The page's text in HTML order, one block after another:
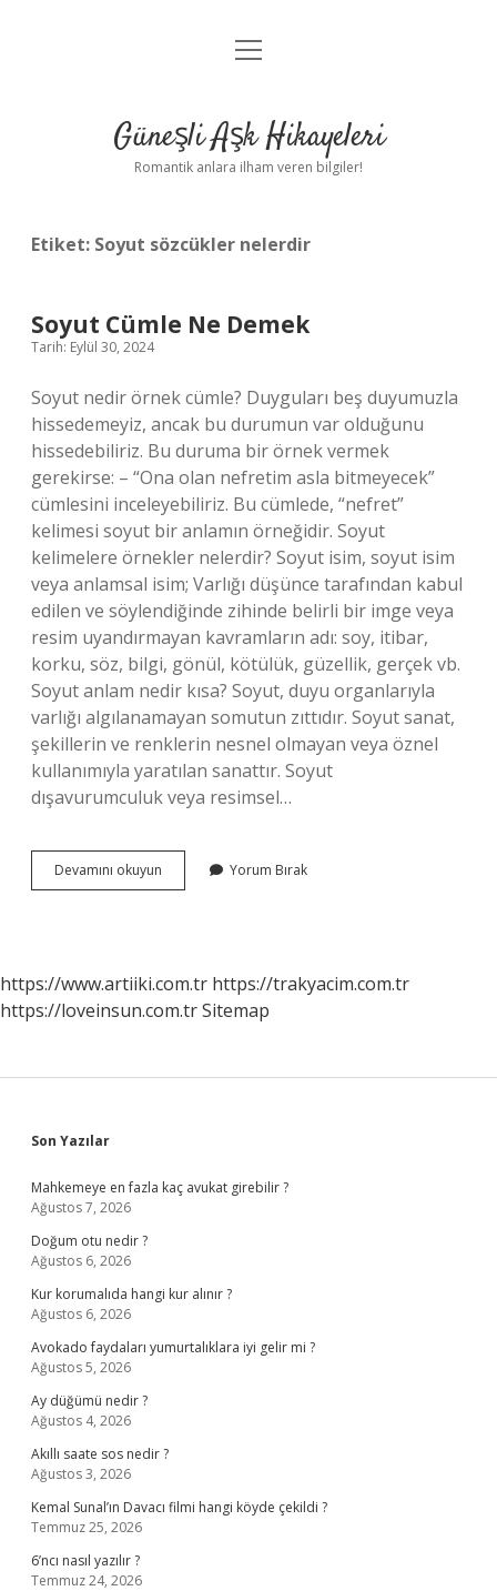
Anasayfa
Yasal Uyarı
menüyü
Güneşli Aşk Hikayeleri
Romantik anlara ilham veren bilgiler!
Etiket: Soyut sözcükler nelerdir
Soyut Cümle Ne Demek
Tarih: Eylül 30, 2024
Soyut nedir örnek cümle? Duyguları beş duyumuzla
hissedemeyiz, ancak bu durumun var olduğunu
hissedebiliriz. Bu duruma bir örnek vermek
gerekirse: – “Ona olan nefretim asla bitmeyecek”
cümlesini inceleyebiliriz. Bu cümlede, “nefret”
kelimesi soyut bir anlamın örneğidir. Soyut
kelimelere örnekler nelerdir? Soyut isim, soyut isim
veya anlamsal isim; Varlığı düşünce tarafından kabul
edilen ve söylendiğinde zihinde belirli bir imge veya
resim uyandırmayan kavramların adı: soy, itibar,
korku, söz, bilgi, gönül, kötülük, güzellik, gerçek vb.
Soyut anlam nedir kısa? Soyut, duyu organlarıyla
varlığı algılanamayan somutun zıttıdır. Soyut sanat,
şekillerin ve renklerin nesnel olmayan veya öznel
kullanımıyla yaratılan sanattır. Soyut
dışavurumculuk veya resimsel…
Devamını okuyun
Cümle
Yorum Bırak
https://www.artiiki.com.tr https://trakyacim.com.tr
https://loveinsun.com.trSitemap
Sidebar
Son Yazılar
Mahkemeye en fazla kaç avukat girebilir ?
Ağustos 7, 2026
Doğum otu nedir ?
Ağustos 6, 2026
Kur korumalıda hangi kur alınır ?
Ağustos 6, 2026
Avokado faydaları yumurtalıklara iyi gelir mi ?
Ağustos 5, 2026
Ay düğümü nedir ?
Ağustos 4, 2026
Akıllı saate sos nedir ?
Ağustos 3, 2026
Kemal Sunal’ın Davacı filmi hangi köyde çekildi ?
Temmuz 25, 2026
6’ncı nasıl yazılır ?
Temmuz 24, 2026